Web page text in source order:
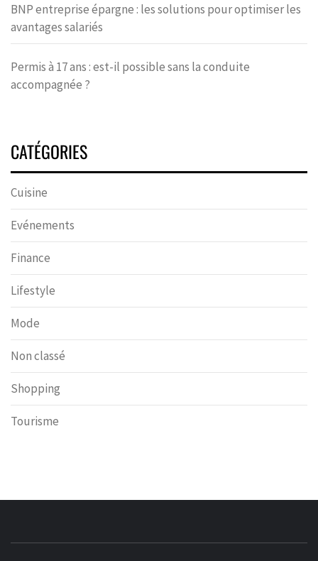
BNP entreprise épargne : les solutions pour optimiser les
avantages salariés
Permis à 17 ans : est-il possible sans la conduite
accompagnée ?
CATÉGORIES
Cuisine
Evénements
Finance
Lifestyle
Mode
Non classé
Shopping
Tourisme